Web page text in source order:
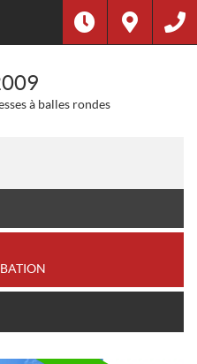
à balles rondes